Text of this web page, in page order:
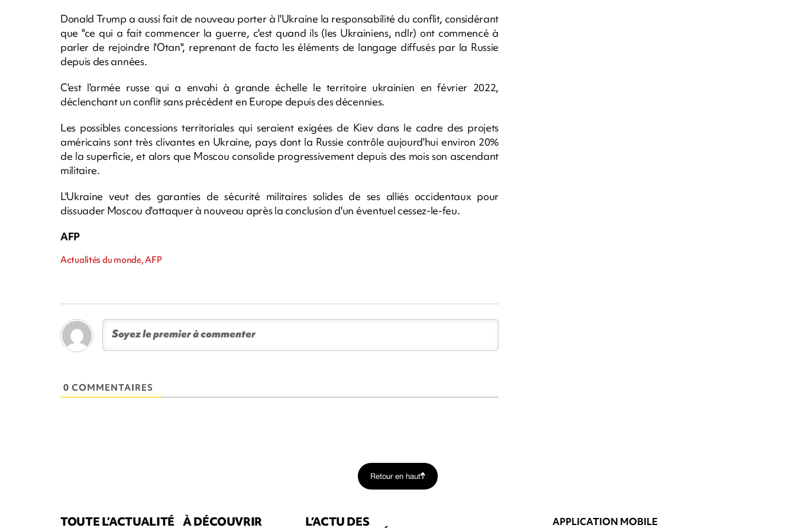
Donald Trump a aussi fait de nouveau porter à l'Ukraine la responsabilité du conflit, considérant
que "ce qui a fait commencer la guerre, c'est quand ils (les Ukrainiens, ndlr) ont commencé à
parler de rejoindre l'Otan", reprenant de facto les éléments de langage diffusés par la Russie
depuis des années.
C'est l'armée russe qui a envahi à grande échelle le territoire ukrainien en février 2022,
déclenchant un conflit sans précédent en Europe depuis des décennies.
Les possibles concessions territoriales qui seraient exigées de Kiev dans le cadre des projets
américains sont très clivantes en Ukraine, pays dont la Russie contrôle aujourd'hui environ 20%
de la superficie, et alors que Moscou consolide progressivement depuis des mois son ascendant
militaire.
L'Ukraine veut des garanties de sécurité militaires solides de ses alliés occidentaux pour
dissuader Moscou d'attaquer à nouveau après la conclusion d'un éventuel cessez-le-feu.
AFP
Actualités du monde, AFP
0 COMMENTAIRES
Retour en haut
TOUTE L’ACTUALITÉ À DÉCOUVRIR L’ACTU DES APPLICATION MOBILE